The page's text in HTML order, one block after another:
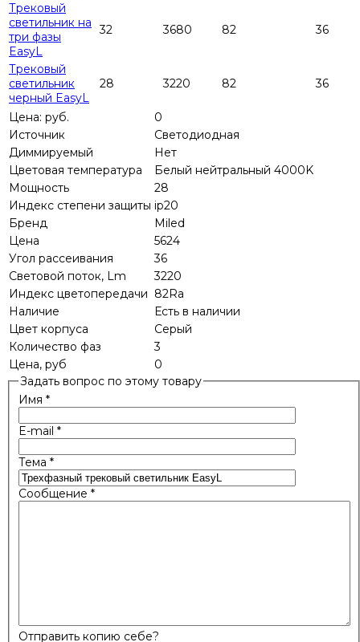
Трековый
светильник на
три фазы
EasyL
32 3680 82 36
Трековый
светильник
черный EasyL
28 3220 82 36
Цена: руб.
0
Источник
Светодиодная
Диммируемый
Нет
Цветовая температура
Белый нейтральный 4000K
Мощность
28
Индекс степени защиты ip20
Бренд
Miled
Цена
5624
Угол рассеивания
36
Световой поток, Lm
3220
Индекс цветопередачи 82Ra
Наличие
Есть в наличии
Цвет корпуса
Серый
Количество фаз
3
Цена, руб
0
Задать вопрос по этому товару
Имя *
E-mail *
Тема *
Сообщение *
Отправить копию себе?